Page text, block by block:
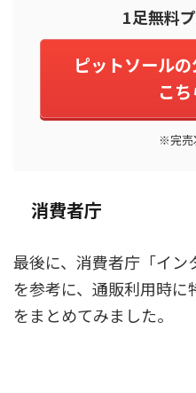
1足無料
ピットソール
こち
※完売
消費者庁
最後に、消費者庁「イン
を参考に、通販利用時に
をまとめてみました。